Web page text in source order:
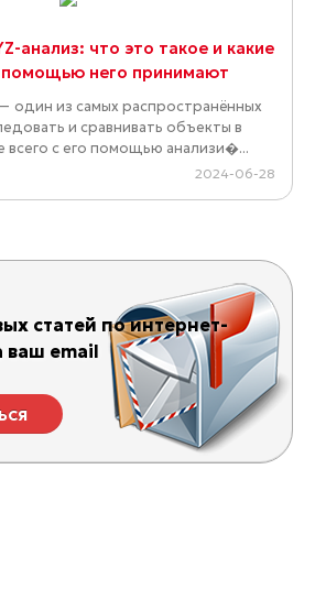
анализ: что это такое и какие
него принимают
один из самых распространённых
и сравнивать объекты в
всего с его помощью анализи�...
2024-06-28
статей по интернет-
ваш email